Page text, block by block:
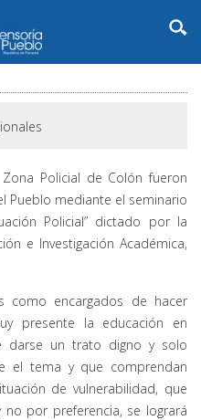
Policial de Colón fueron
Pueblo mediante el seminario
Policial” dictado por la
e Investigación Académica,
como encargados de hacer
presente la educación en
darse un trato digno y solo
el tema y que comprendan
de vulnerabilidad, que
por preferencia, se logrará